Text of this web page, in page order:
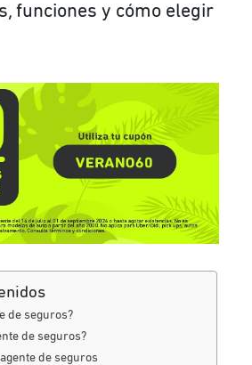
funciones y cómo elegir
de seguros?
de seguros?
de seguros